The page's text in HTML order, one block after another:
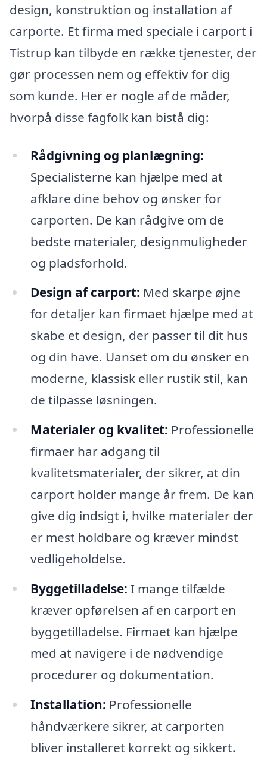
design, konstruktion og installation af
carporte. Et firma med speciale i carport i
Tistrup kan tilbyde en række tjenester, der
gør processen nem og effektiv for dig
som kunde. Her er nogle af de måder,
hvorpå disse fagfolk kan bistå dig:
Rådgivning og planlægning:
Specialisterne kan hjælpe med at
afklare dine behov og ønsker for
carporten. De kan rådgive om de
bedste materialer, designmuligheder
og pladsforhold.
Design af carport: Med skarpe øjne
for detaljer kan firmaet hjælpe med at
skabe et design, der passer til dit hus
og din have. Uanset om du ønsker en
moderne, klassisk eller rustik stil, kan
de tilpasse løsningen.
Materialer og kvalitet: Professionelle
firmaer har adgang til
kvalitetsmaterialer, der sikrer, at din
carport holder mange år frem. De kan
give dig indsigt i, hvilke materialer der
er mest holdbare og kræver mindst
vedligeholdelse.
Byggetilladelse: I mange tilfælde
kræver opførelsen af en carport en
byggetilladelse. Firmaet kan hjælpe
med at navigere i de nødvendige
procedurer og dokumentation.
Installation: Professionelle
håndværkere sikrer, at carporten
bliver installeret korrekt og sikkert.